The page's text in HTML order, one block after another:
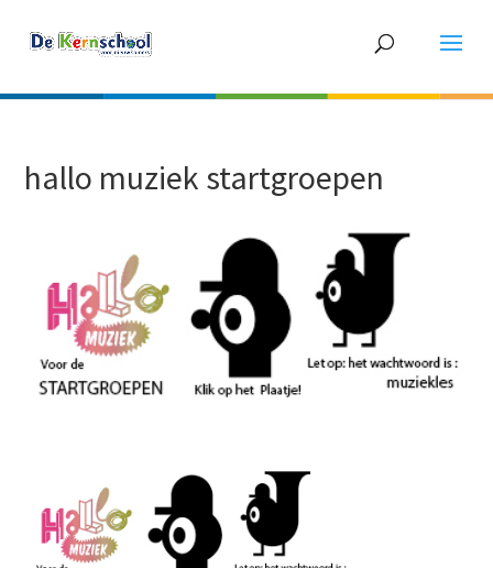
hallo muziek startgroepen